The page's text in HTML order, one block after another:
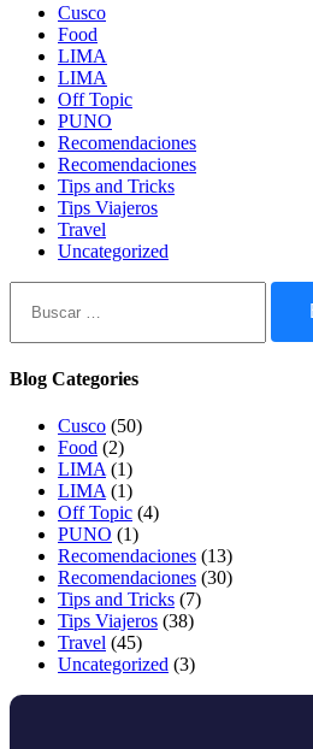
Cusco
Food
LIMA
LIMA
Off Topic
PUNO
Recomendaciones
Recomendaciones
Tips and Tricks
Tips Viajeros
Travel
Uncategorized
Blog Categories
Cusco (50)
Food (2)
LIMA (1)
LIMA (1)
Off Topic (4)
PUNO (1)
Recomendaciones (13)
Recomendaciones (30)
Tips and Tricks (7)
Tips Viajeros (38)
Travel (45)
Uncategorized (3)